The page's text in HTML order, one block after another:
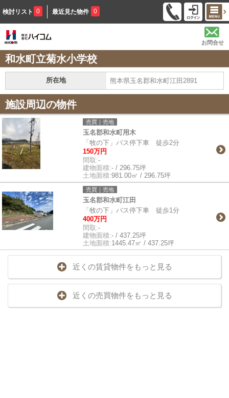
検討リスト 0 最近見た物件 0
お問合せ
和水町立菊水小学校
所在地 熊本県玉名郡和水町江田2891
施設周辺の物件
売買｜売地
玉名郡和水町用木
「牧の下」バス停下車 徒歩2分
150万円
間取:-
建物面積:- / 296.75坪
土地面積:981.00㎡ / 296.75坪
売買｜売地
玉名郡和水町江田
「牧の下」バス停下車 徒歩1分
400万円
間取:-
建物面積:- / 437.25坪
土地面積:1445.47㎡ / 437.25坪
近くの賃貸物件をもっと見る
近くの売買物件をもっと見る